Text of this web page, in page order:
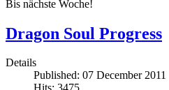
Bis nächste Woche!
Dragon Soul Progress
Details
Published: 07 December 2011